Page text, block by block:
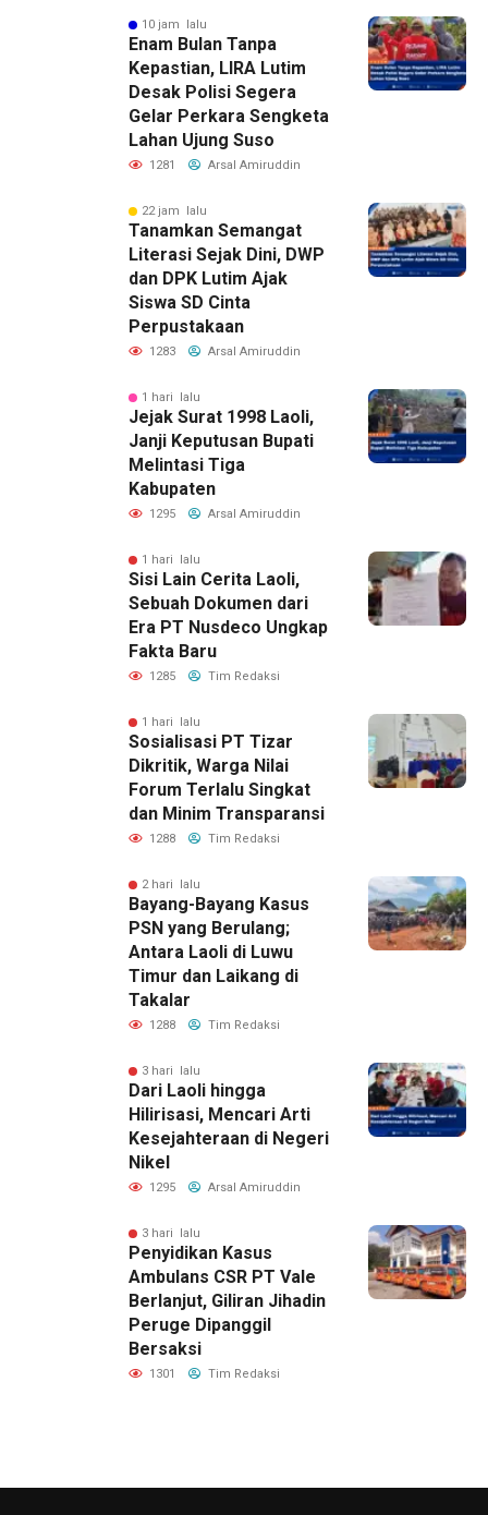
10 jam lalu
Enam Bulan Tanpa
Kepastian, LIRA Lutim
Desak Polisi Segera
Gelar Perkara Sengketa
Lahan Ujung Suso
1281 Arsal Amiruddin
22 jam lalu
Tanamkan Semangat
Literasi Sejak Dini, DWP
dan DPK Lutim Ajak
Siswa SD Cinta
Perpustakaan
1283 Arsal Amiruddin
1 hari lalu
Jejak Surat 1998 Laoli,
Janji Keputusan Bupati
Melintasi Tiga
Kabupaten
1295 Arsal Amiruddin
1 hari lalu
Sisi Lain Cerita Laoli,
Sebuah Dokumen dari
Era PT Nusdeco Ungkap
Fakta Baru
1285 Tim Redaksi
1 hari lalu
Sosialisasi PT Tizar
Dikritik, Warga Nilai
Forum Terlalu Singkat
dan Minim Transparansi
1288 Tim Redaksi
2 hari lalu
Bayang-Bayang Kasus
PSN yang Berulang;
Antara Laoli di Luwu
Timur dan Laikang di
Takalar
1288 Tim Redaksi
3 hari lalu
Dari Laoli hingga
Hilirisasi, Mencari Arti
Kesejahteraan di Negeri
Nikel
1295 Arsal Amiruddin
3 hari lalu
Penyidikan Kasus
Ambulans CSR PT Vale
Berlanjut, Giliran Jihadin
Peruge Dipanggil
Bersaksi
1301 Tim Redaksi